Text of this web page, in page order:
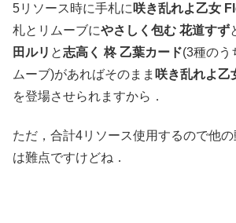
5リソース時に手札に 咲き乱れよ乙女
札とリムーブにやさしく包む 花道すず
田ルリ と志高く 柊 乙葉カード(3種のう
ムーブ)があればそのまま 咲き乱れよ
を登場させられますから．
ただ，合計4リソース使用するので他
は難点ですけどね．